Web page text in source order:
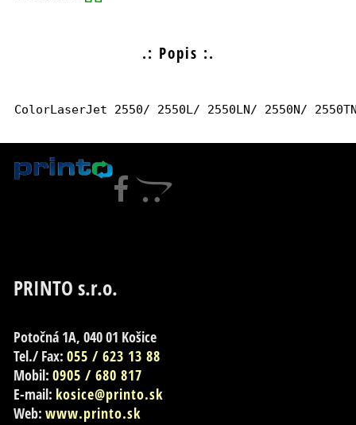
.: Popis :.
ColorLaserJet 2550/ 2550L/ 2550LN/ 2550N/
PRINTO s.r.o.
Potočná 1A, 040 01 Košice
Tel./ Fax:055 / 623 13 88
Mobil:0905 / 680 817
E-mail: kosice@printo.sk
Web:www.printo.sk